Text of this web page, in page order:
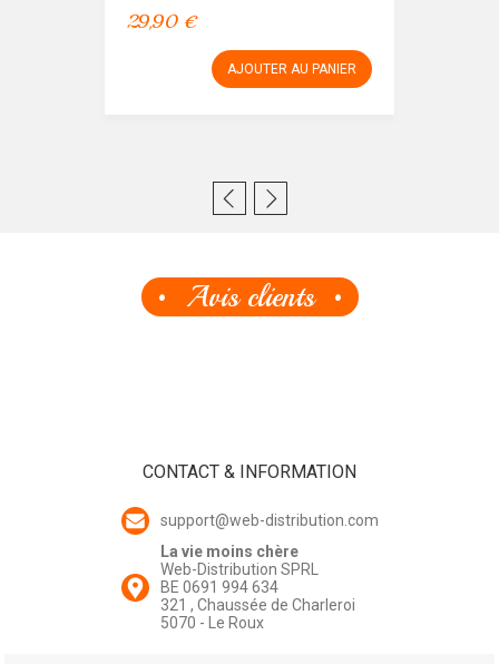
29,90 €
AJOUTER AU PANIER
Avis clients
CONTACT & INFORMATION
support@web-distribution.com
La vie moins chère
Web-Distribution SPRL
BE 0691 994 634
321 , Chaussée de Charleroi
5070 - Le Roux